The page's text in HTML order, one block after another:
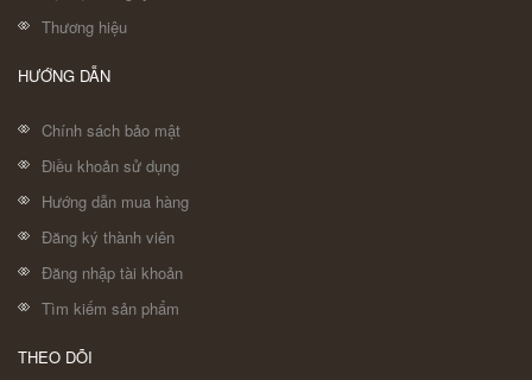
Thương hiệu
HƯỚNG DẪN
Chính sách bảo mật
Điều khoản sử dụng
Hướng dẫn mua hàng
Đăng ký thành viên
Đăng nhập tài khoản
Tìm kiếm sản phẩm
THEO DÕI